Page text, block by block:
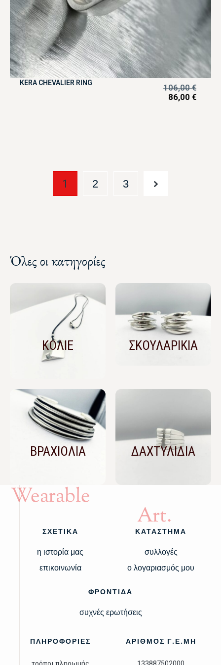
KERA CHEVALIER RING 106,00€
86,00 €
1 2 3
Όλες οι κατηγορίες
ΚΟΛΙΕ ΣΚΟΥΛΑΡΙΚΙΑ
ΒΡΑΧΙΟΛΙΑ ΔΑΧΤΥΛΙΔΙΑ
Wearable
Art.
ΣΧΕΤΙΚΑ
η ιστορία μας
επικοινωνία
ΚΑΤΑΣΤΗΜΑ
συλλογές
ο λογαριασμός μου
ΦΡΟΝΤΙΔΑ
συχνές ερωτήσεις
ΠΛΗΡΟΦΟΡΙΕΣ
τρόποι πληρωμής
ΑΡΙΘΜΟΣ Γ.Ε.ΜΗ
133887502000